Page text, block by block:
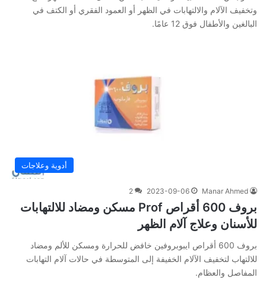
وتخفيف الآلام والالتهابات في الظهر أو العمود الفقري أو الكتف في
البالغين والأطفال فوق 12 عامًا.
أدوية وعلاجات
Manar Ahmed
2023-09-06
2
بروف 600 أقراص Prof مسكن ومضاد للالتهابات
للأسنان وعلاج آلام الظهر
بروف 600 أقراص ايبوبروفين خافض للحرارة ومسكن للألم ومضاد
للالتهاب لتخفيف الآلام الخفيفة إلى المتوسطة في حالات آلام التهابات
المفاصل والعظام.